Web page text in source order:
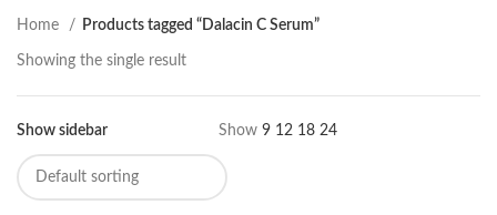
Home Products tagged “Dalacin C Serum”
Showing the single result
Show sidebar Show 9 12 18 24